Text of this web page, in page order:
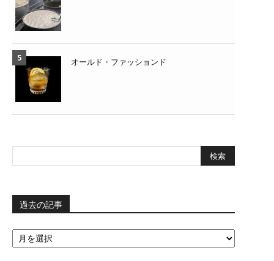
オールド・ファッションド
過去の記事
過
去